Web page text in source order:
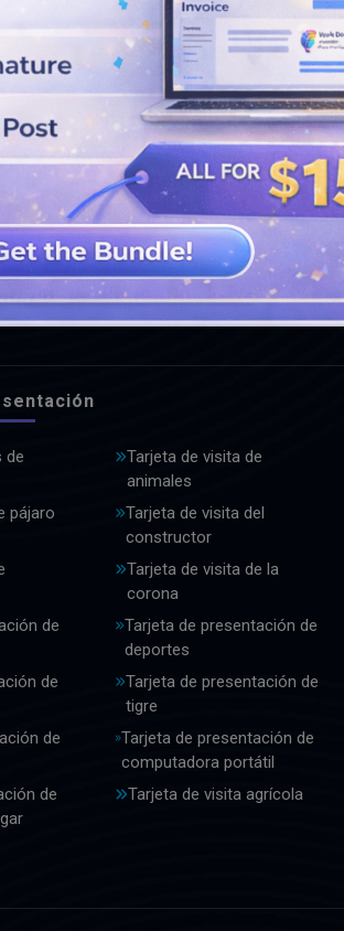
VER MÁS DISEÑOS
de
Tarjeta de visita de
animales
pájaro
Tarjeta de visita del
constructor
Tarjeta de visita de la
corona
de
Tarjeta de presentación de
deportes
de
Tarjeta de presentación de
tigre
de
Tarjeta de presentación de
computadora portátil
de
Tarjeta de visita agrícola